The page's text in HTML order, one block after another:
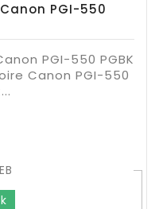
PGI-550
PGI-550 PGBK
Canon PGI-550